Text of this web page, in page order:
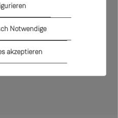
Notwendige
akzeptieren